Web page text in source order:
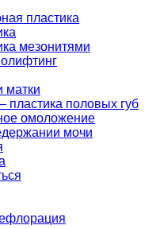
пластика
мезонитями
матки
пластика половых губ
омоложение
мочи